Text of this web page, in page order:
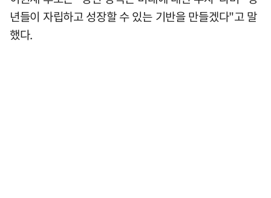
년들이 자립하고 성장할 수 있는 기반을 만들겠다"고 말
했다.